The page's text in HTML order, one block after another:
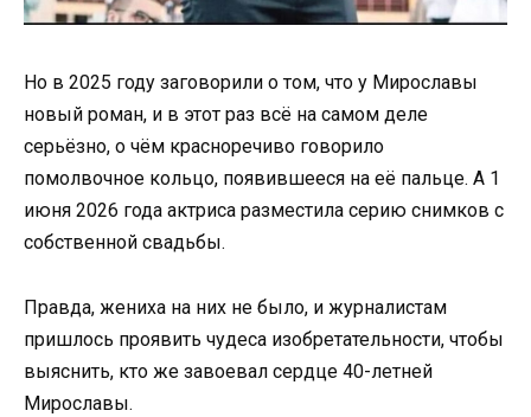
Но в 2025 году заговорили о том, что у Мирославы
новый роман, и в этот раз всё на самом деле
серьёзно, о чём красноречиво говорило
помолвочное кольцо, появившееся на её пальце. А 1
июня 2026 года актриса разместила серию снимков с
собственной свадьбы.
Правда, жениха на них не было, и журналистам
пришлось проявить чудеса изобретательности, чтобы
выяснить, кто же завоевал сердце 40-летней
Мирославы.